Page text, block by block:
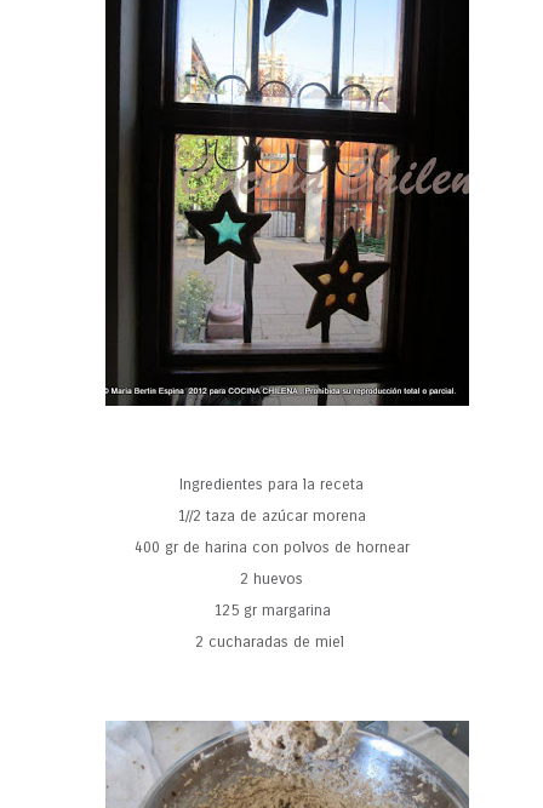
Ingredientes para la receta
1//2 taza de azúcar morena
400 gr de harina con polvos de hornear
2 huevos
125 gr margarina
2 cucharadas de miel